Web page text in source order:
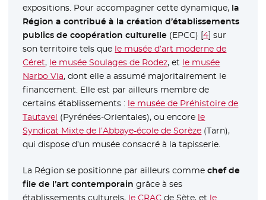
expositions. Pour accompagner cette dynamique, la
Région a contribué à la création d’établissements
publics de coopération culturelle (EPCC) [4] sur
son territoire tels que le musée d’art moderne de
Céret- Nouvelle fenêtre
, le musée Soulages de Rodez- Nouvelle fenêtre
, et le musée
Narbo Via- Nouvelle fenêtre
, dont elle a assumé majoritairement le
financement. Elle est par ailleurs membre de
certains établissements : le musée de Préhistoire de
Tautavel - Nouvelle fenêtre
(Pyrénées-Orientales), ou encore le
Syndicat Mixte de l’Abbaye-école de Sorèze - Nouvelle
(Tarn),
qui dispose d’un musée consacré à la tapisserie.
La Région se positionne par ailleurs commechef de
file de l’art contemporain grâce à ses